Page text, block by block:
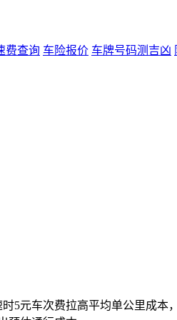
费查询 车险报价 车牌号码测吉凶
5元车次费拉高平均单公里成本